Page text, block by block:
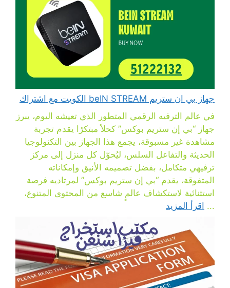
جهاز بي ان ستريم beIN STREAM الكويت مع اشتراك
في عالم الترفيه الرقمي المتطور الذي تعيشه اليوم، يبرز
جهاز “بي إن ستريم بوكس” كحلاً مبتكرًا يقدم تجربة
مشاهدة غير مسبوقة، يجمع هذا الجهاز بين التكنولوجيا
الحديثة والتفاعل السلس، ليُحوّل كل منزل إلى مركز
ترفيهي متكامل، بفضل تصميمه الأنيق وإمكاناته
المتفوقة، يقدم “بي إن ستريم بوكس” لمرتاديه فرصة
استثنائية لاستكشاف عالمٍ شاسع من المحتوى المتنوع،
... اقرأ المزيد